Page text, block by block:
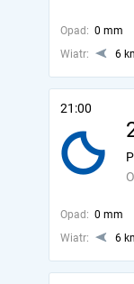
Opad: 0 mm
Wiatr:
6
21:00
Opad: 0 mm
Wiatr:
6